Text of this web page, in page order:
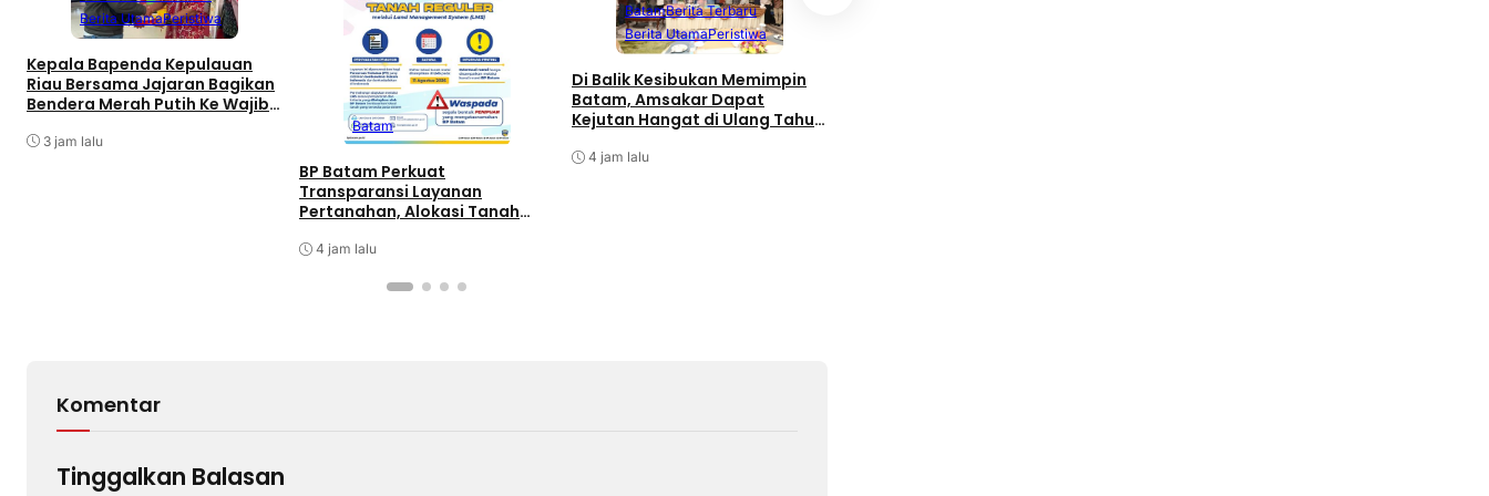
Berita UtamaPeristiwa
Kepala Bapenda Kepulauan
Riau Bersama Jajaran Bagikan
Bendera Merah Putih Ke Wajib
Kantor Samsat
3 jam lalu
Batam
BP Batam Perkuat
Transparansi Layanan
Pertanahan, Alokasi Tanah
LMS4 jam lalu
BatamBerita Terbaru
Berita UtamaPeristiwa
Di Balik Kesibukan Memimpin
Batam, Amsakar Dapat
Kejutan Hangat di Ulang Tahun
4 jam lalu
Komentar
Tinggalkan Balasan